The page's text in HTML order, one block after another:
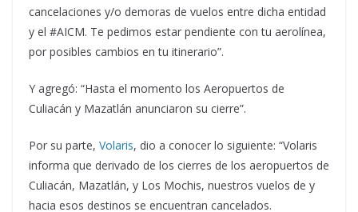
cancelaciones y/o demoras de vuelos entre dicha entidad
y el #AICM. Te pedimos estar pendiente con tu aerolínea,
por posibles cambios en tu itinerario”.
Y agregó: “Hasta el momento los Aeropuertos de
Culiacán y Mazatlán anunciaron su cierre”.
Por su parte, Volaris, dio a conocer lo siguiente: “Volaris
informa que derivado de los cierres de los aeropuertos de
Culiacán, Mazatlán, y Los Mochis, nuestros vuelos de y
hacia esos destinos se encuentran cancelados.